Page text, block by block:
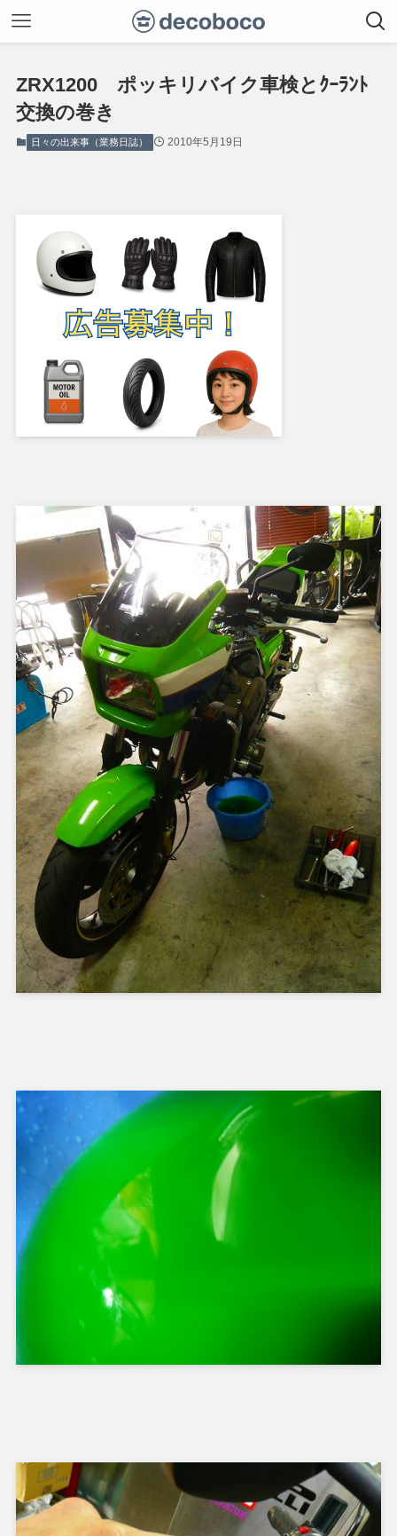
ZRX1200 ポッキリバイク車検とｸｰﾗﾝﾄ
交換の巻き
日々の出来事（業務日誌） 2010年5月19日